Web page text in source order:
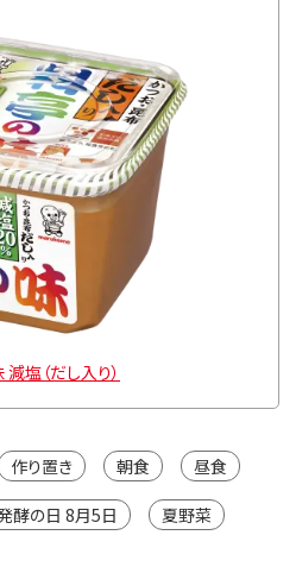
塩（だし入り）
作り置き 朝食 昼食
酵の日 8月5日 夏野菜